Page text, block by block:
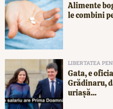
Alimente
le combini
LIBERTATEA
Gata, e
Grădinaru,
uriașă...